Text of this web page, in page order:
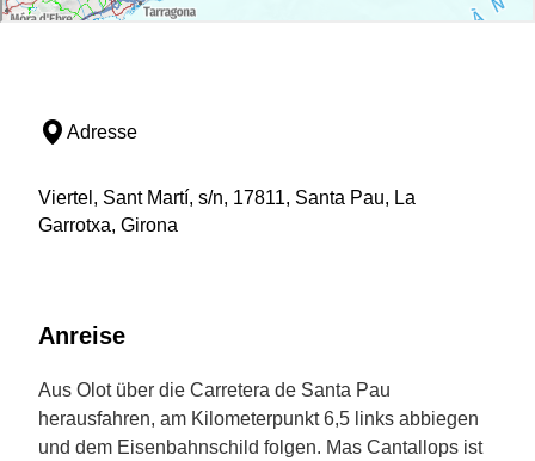
Adresse
Viertel, Sant Martí, s/n, 17811, Santa Pau, La
Garrotxa, Girona
Anreise
Aus Olot über die Carretera de Santa Pau
herausfahren, am Kilometerpunkt 6,5 links abbiegen
und dem Eisenbahnschild folgen. Mas Cantallops ist